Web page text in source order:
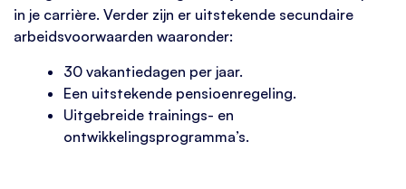
in je carrière. Verder zijn er uitstekende secundaire
arbeidsvoorwaarden waaronder:
30 vakantiedagen per jaar.
Een uitstekende pensioenregeling.
Uitgebreide trainings- en
ontwikkelingsprogramma’s.